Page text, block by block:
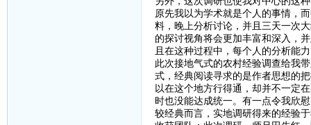
原先我以为学术就是个人的事情，
料，晚上分析讨论，并且三天一次
的探讨视角将会更加丰富和深入，
且在这种过程中，每个人的分析能
此次接地气式的农村经验调查给我
式，经典阅读寻求的是作者思想的
以在这个地方行得通，却并不一定
时也没能达成统一。有一点令我欣
较经典而言，实地调研得来的经验